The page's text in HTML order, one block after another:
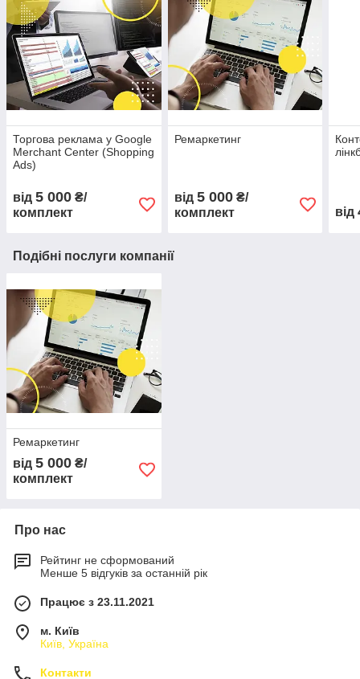
Торгова реклама у Google
Merchant Center (Shopping
Ads)
від 5 000 ₴/
комплект
Ремаркетинг
від 5 000₴/
комплект
від
Подібні послуги компанії
Ремаркетинг
від 5 000 ₴/
комплект
Про нас
Рейтинг не сформований
Менше 5 відгуків за останній рік
Працює з 23.11.2021
м. Київ
Київ, Україна
Контакти